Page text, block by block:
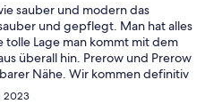
sauber und modern das
und gepflegt. Man hat alles
tolle Lage man kommt mit dem
überall hin. Prerow und Prerow
Nähe. Wir kommen definitiv
2023